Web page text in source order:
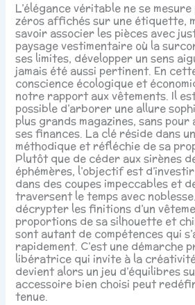
L’élégance véritable ne se
zéros affichés sur une étiquette,
savoir associer les pièces avec
paysage vestimentaire où la
ses limites, développer un sens
jamais été aussi pertinent. En
conscience écologique et
notre rapport aux vêtements. Il
possible d’arborer une allure
plus grands magazines, sans
ses finances. La clé réside dans
méthodique et réfléchie de sa
Plutôt que de céder aux sirènes
éphémères, l’objectif est
dans des coupes impeccables et
traversent le temps avec
décrypter les finitions d’un
proportions de sa silhouette et
sont autant de compétences qui
rapidement. C’est une démarche
libératrice qui invite à la
devient alors un jeu d’équilibres
accessoire bien choisi peut
tenue.